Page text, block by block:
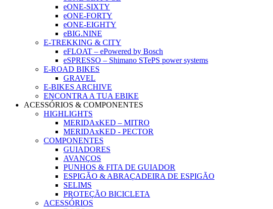
eONE-SIXTY
eONE-FORTY
eONE-EIGHTY
eBIG.NINE
E-TREKKING & CITY
eFLOAT – ePowered by Bosch
eSPRESSO – Shimano STePS power systems
E-ROAD BIKES
GRAVEL
E-BIKES ARCHIVE
ENCONTRA A TUA EBIKE
ACESSÓRIOS & COMPONENTES
HIGHLIGHTS
MERIDAxKED – MITRO
MERIDAxKED - PECTOR
COMPONENTES
GUIADORES
AVANÇOS
PUNHOS & FITA DE GUIADOR
ESPIGÃO & ABRAÇADEIRA DE ESPIGÃO
SELIMS
PROTEÇÃO BICICLETA
ACESSÓRIOS